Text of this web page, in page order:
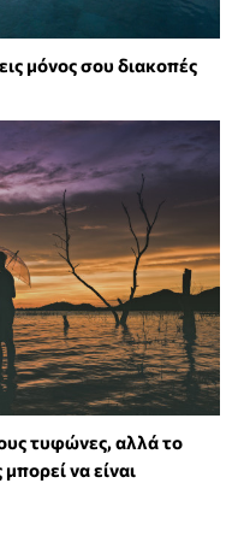
μόνος σου διακοπές
τυφώνες, αλλά το
να είναι